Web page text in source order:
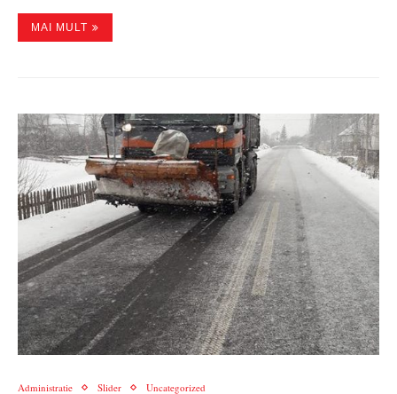
MAI MULT
Administratie Slider Uncategorized